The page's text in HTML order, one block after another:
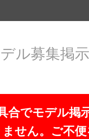
ル募集掲
合でモデル掲
せん。ご不